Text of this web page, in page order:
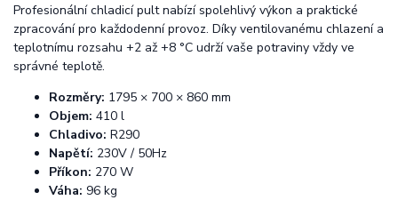
Profesionální chladicí pult nabízí spolehlivý výkon a praktické
zpracování pro každodenní provoz. Díky ventilovanému chlazení a
teplotnímu rozsahu +2 až +8 °C udrží vaše potraviny vždy ve
správné teplotě.
Rozměry: 1795 × 700 × 860 mm
Objem: 410 l
Chladivo: R290
Napětí: 230V / 50Hz
Příkon: 270 W
Váha: 96 kg